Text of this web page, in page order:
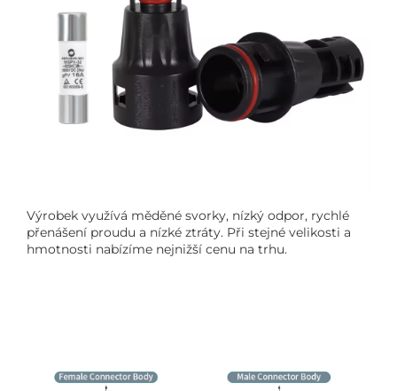
Výrobek využívá měděné svorky, nízký odpor, rychlé
přenášení proudu a nízké ztráty. Při stejné velikosti a
hmotnosti nabízíme nejnižší cenu na trhu.